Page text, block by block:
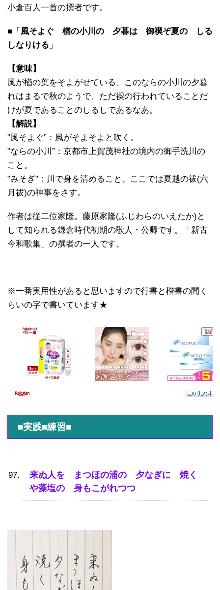
小倉百人一首の撰者です。
■「 風そよぐ 楢の小川の 夕暮は 御禊ぞ夏の しる
しなりける 」
【意味】
風が楢の葉をそよがせている、このならの小川の夕暮
れはまるで秋のようで、ただ禊の行われていることだ
けが夏であることのしるしであるなあ。
【解説】
”風そよぐ”：風がそよそよと吹く。
”ならの小川”：京都市上賀茂神社の境内の御手洗川の
こと。
”みそぎ”：川で身を清めること。ここでは夏越の祓(六
月祓)の神事をさす。
作者は従二位家隆。藤原家隆(ふじわらのいえたか)と
して知られる鎌倉時代初期の歌人・公卿です。「新古
今和歌集」の撰者の一人です。
※一番実用性があると思いますので行書と楷書の間く
らいの字で書いています★
■実践■練習■
来ぬ人を まつほの浦の 夕なぎに 焼く
や藻塩の 身もこがれつつ